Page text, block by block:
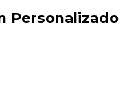
Personalizado